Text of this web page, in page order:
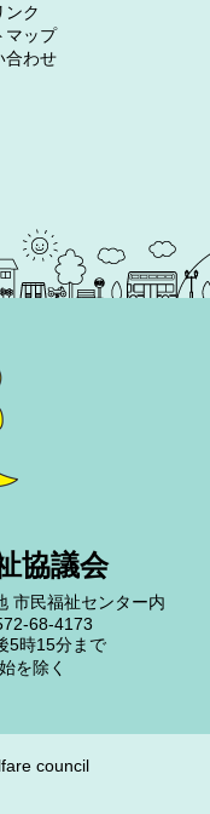
ンク
マップ
合わせ
協議会
市民福祉センター内
68-4173
5時15分まで
を除く
council